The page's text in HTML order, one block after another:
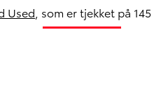
Used , som er tjekket på